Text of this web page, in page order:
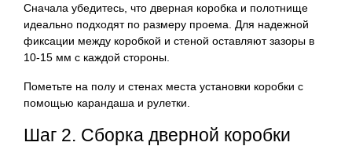
Сначала убедитесь, что дверная коробка и полотнище
идеально подходят по размеру проема. Для надежной
фиксации между коробкой и стеной оставляют зазоры в
10-15 мм с каждой стороны.
Пометьте на полу и стенах места установки коробки с
помощью карандаша и рулетки.
Шаг 2. Сборка дверной коробки